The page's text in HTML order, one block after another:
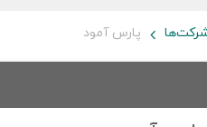
پارس آمود